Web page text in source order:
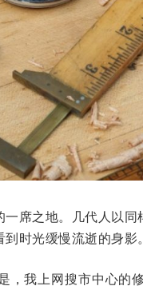
席之地。几代人以
时光缓慢流逝的身影
，我上网搜市中心的